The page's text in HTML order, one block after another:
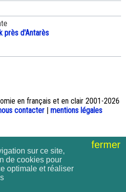
près d'Antarès
en français et en clair 2001-2026
contacter | mentions légales
fermer
sur ce site,
de cookies pour
optimale et réaliser